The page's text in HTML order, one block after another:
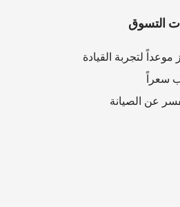
التسوق
موعداً لتجربة القيادة
سعراً
عن الصيانة